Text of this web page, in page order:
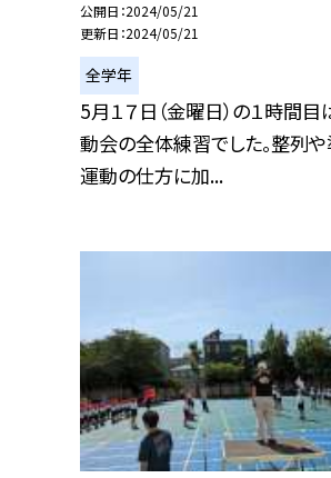
公開日 2024/05/21
更新日 2024/05/21
全学年
5月１７日（金曜日）の１時間目
動会の全体練習でした。整列
運動の仕方に加...